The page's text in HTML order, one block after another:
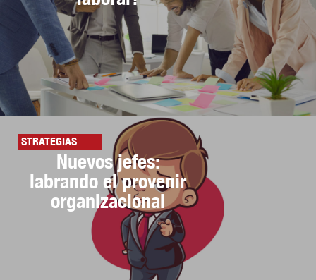
STRATEGIAS
Nuevos jefes:
labrando el provenir
organizacional